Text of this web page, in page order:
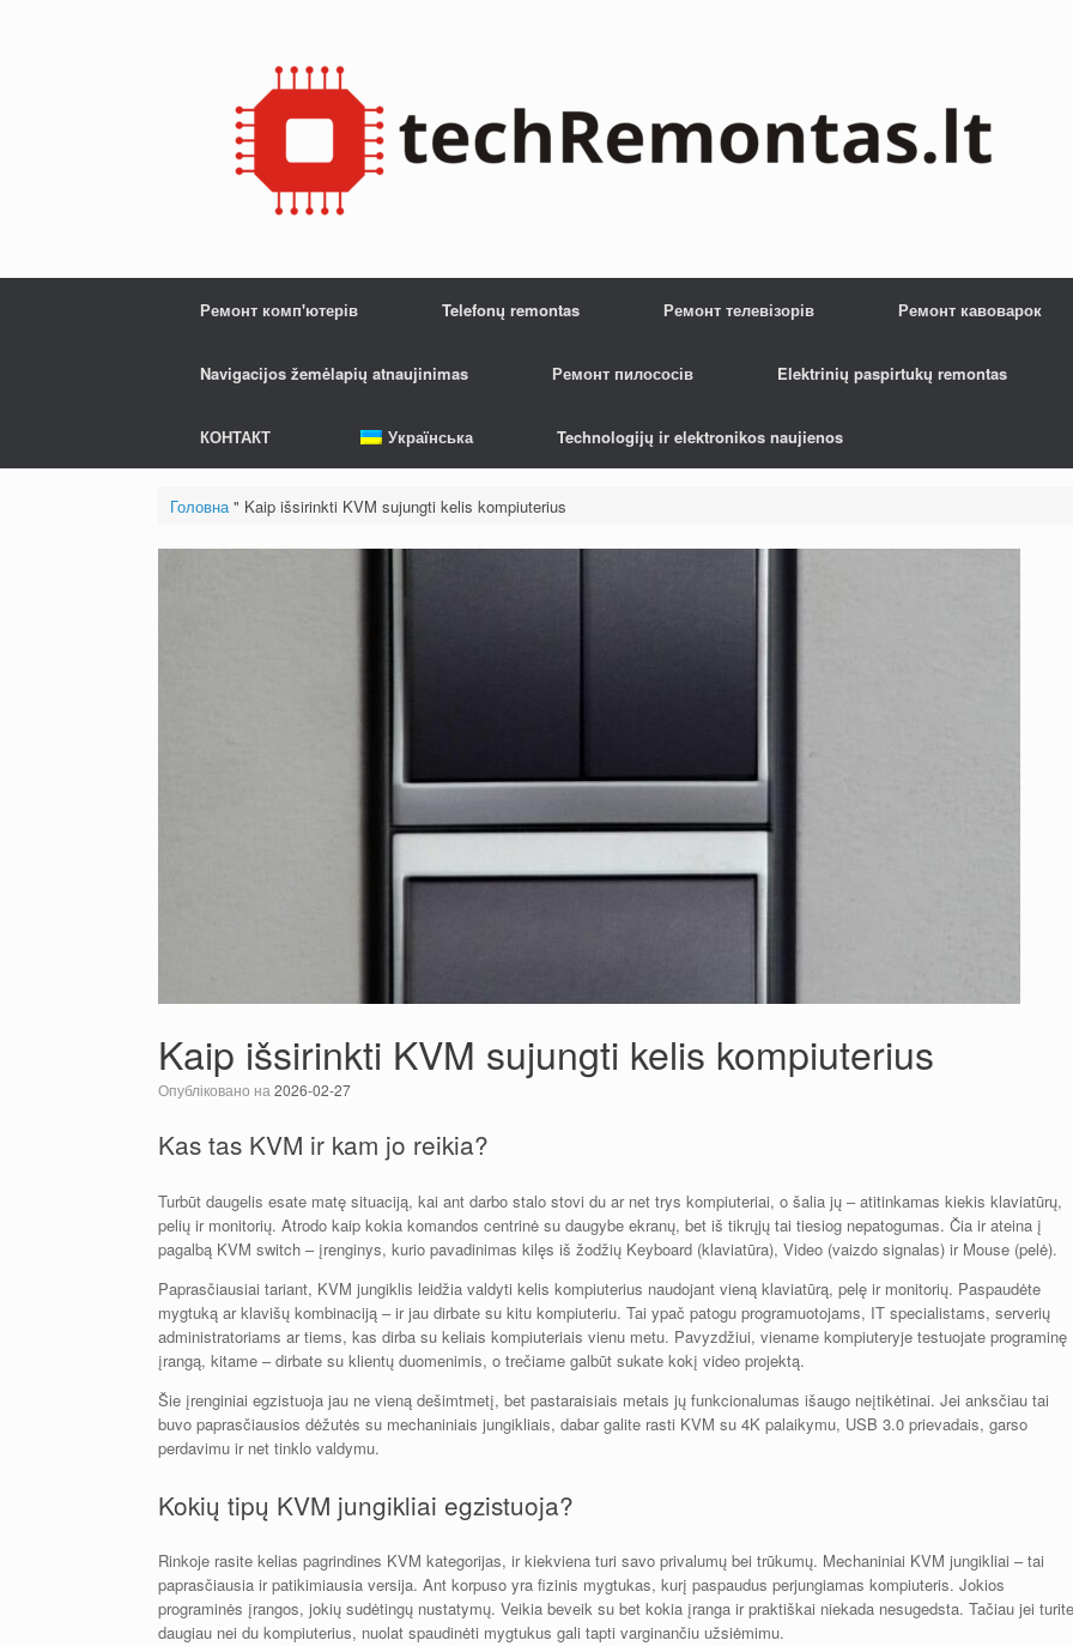
Ремонт комп'ютерів Telefonų remontas Ремонт телевізорів Ремонт кавоварок
Navigacijos žemėlapių atnaujinimas Ремонт пилососів Elektrinių paspirtukų remontas
КОНТАКТ Українська Technologijų ir elektronikos naujienos
Головна" Kaip išsirinkti KVM sujungti kelis kompiuterius
Kaip išsirinkti KVM sujungti kelis kompiuterius
Опубліковано на 2026-02-27
Kas tas KVM ir kam jo reikia?
Turbūt daugelis esate matę situaciją, kai ant darbo stalo stovi du ar net trys kompiuteriai, o šalia jų – atitinkamas kiekis klaviatūrų,
pelių ir monitorių. Atrodo kaip kokia komandos centrinė su daugybe ekranų, bet iš tikrųjų tai tiesiog nepatogumas. Čia ir ateina į
pagalbą KVM switch – įrenginys, kurio pavadinimas kilęs iš žodžių Keyboard (klaviatūra), Video (vaizdo signalas) ir Mouse (pelė).
Paprasčiausiai tariant, KVM jungiklis leidžia valdyti kelis kompiuterius naudojant vieną klaviatūrą, pelę ir monitorių. Paspaudėte
mygtuką ar klavišų kombinaciją – ir jau dirbate su kitu kompiuteriu. Tai ypač patogu programuotojams, IT specialistams, serverių
administratoriams ar tiems, kas dirba su keliais kompiuteriais vienu metu. Pavyzdžiui, viename kompiuteryje testuojate programinę
įrangą, kitame – dirbate su klientų duomenimis, o trečiame galbūt sukate kokį video projektą.
Šie įrenginiai egzistuoja jau ne vieną dešimtmetį, bet pastaraisiais metais jų funkcionalumas išaugo neįtikėtinai. Jei anksčiau tai
buvo paprasčiausios dėžutės su mechaniniais jungikliais, dabar galite rasti KVM su 4K palaikymu, USB 3.0 prievadais, garso
perdavimu ir net tinklo valdymu.
Kokių tipų KVM jungikliai egzistuoja?
Rinkoje rasite kelias pagrindines KVM kategorijas, ir kiekviena turi savo privalumų bei trūkumų. Mechaniniai KVM jungikliai – tai
paprasčiausia ir patikimiausia versija. Ant korpuso yra fizinis mygtukas, kurį paspaudus perjungiamas kompiuteris. Jokios
programinės įrangos, jokių sudėtingų nustatymų. Veikia beveik su bet kokia įranga ir praktiškai niekada nesugedsta. Tačiau jei turite
daugiau nei du kompiuterius, nuolat spaudinėti mygtukus gali tapti varginančiu užsiėmimu.